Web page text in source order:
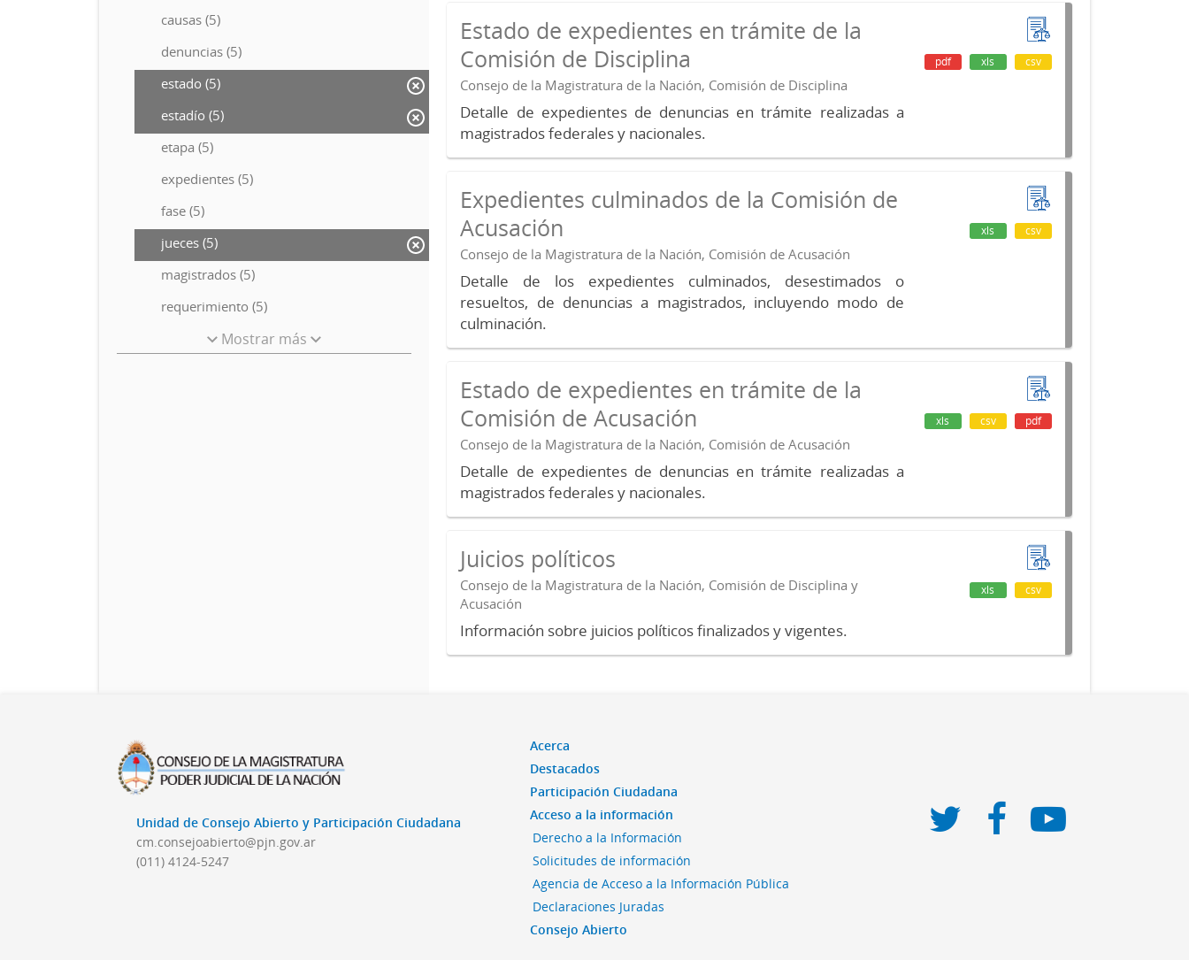
causas (5)
denuncias (5)
estado (5)
estadío (5)
etapa (5)
expedientes (5)
fase (5)
jueces (5)
magistrados (5)
requerimiento (5)
Mostrar más
Estado de expedientes en trámite de la
Comisión de Disciplina
Consejo de la Magistratura de la Nación, Comisión de Disciplina
Detalle de expedientes de denuncias en trámite realizadas a
magistrados federales y nacionales.
pdf xls csv
Expedientes culminados de la Comisión de
Acusación
Consejo de la Magistratura de la Nación, Comisión de Acusación
Detalle de los expedientes culminados, desestimados o
resueltos, de denuncias a magistrados, incluyendo modo de
culminación.
xls csv
Estado de expedientes en trámite de la
Comisión de Acusación
Consejo de la Magistratura de la Nación, Comisión de Acusación
Detalle de expedientes de denuncias en trámite realizadas a
magistrados federales y nacionales.
xls csv pdf
Juicios políticos
Consejo de la Magistratura de la Nación, Comisión de Disciplina y
Acusación
Información sobre juicios políticos finalizados y vigentes.
xls csv
Unidad de Consejo Abierto y Participación Ciudadana
cm.consejoabierto@pjn.gov.ar
(011) 4124-5247
Acerca
Destacados
Participación Ciudadana
Acceso a la información
Derecho a la Información
Solicitudes de información
Agencia de Acceso a la Información Pública
Declaraciones Juradas
Consejo Abierto